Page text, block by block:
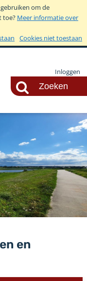
om de
toe? Meer informatie over
Cookies niet toestaan
Inloggen
en